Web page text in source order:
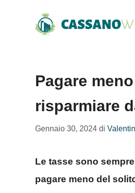
Pagare
risparmiare
Gennaio 30, 2024 di
Le tasse sono
pagare meno del